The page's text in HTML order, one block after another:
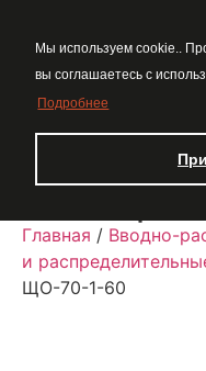
Мы используем cookie..
вы соглашаетесь с
Подробнее
Главная / Вводно-
и
ЩО-70-1-60